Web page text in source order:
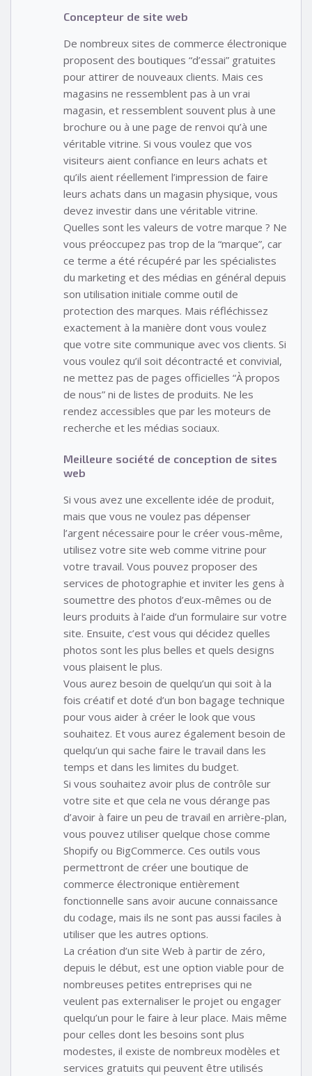
Concepteur de site web
De nombreux sites de commerce électronique
proposent des boutiques “d’essai” gratuites
pour attirer de nouveaux clients. Mais ces
magasins ne ressemblent pas à un vrai
magasin, et ressemblent souvent plus à une
brochure ou à une page de renvoi qu’à une
véritable vitrine. Si vous voulez que vos
visiteurs aient confiance en leurs achats et
qu’ils aient réellement l’impression de faire
leurs achats dans un magasin physique, vous
devez investir dans une véritable vitrine.
Quelles sont les valeurs de votre marque ? Ne
vous préoccupez pas trop de la “marque”, car
ce terme a été récupéré par les spécialistes
du marketing et des médias en général depuis
son utilisation initiale comme outil de
protection des marques. Mais réfléchissez
exactement à la manière dont vous voulez
que votre site communique avec vos clients. Si
vous voulez qu’il soit décontracté et convivial,
ne mettez pas de pages officielles “À propos
de nous” ni de listes de produits. Ne les
rendez accessibles que par les moteurs de
recherche et les médias sociaux.
Meilleure société de conception de sites
web
Si vous avez une excellente idée de produit,
mais que vous ne voulez pas dépenser
l’argent nécessaire pour le créer vous-même,
utilisez votre site web comme vitrine pour
votre travail. Vous pouvez proposer des
services de photographie et inviter les gens à
soumettre des photos d’eux-mêmes ou de
leurs produits à l’aide d’un formulaire sur votre
site. Ensuite, c’est vous qui décidez quelles
photos sont les plus belles et quels designs
vous plaisent le plus.
Vous aurez besoin de quelqu’un qui soit à la
fois créatif et doté d’un bon bagage technique
pour vous aider à créer le look que vous
souhaitez. Et vous aurez également besoin de
quelqu’un qui sache faire le travail dans les
temps et dans les limites du budget.
Si vous souhaitez avoir plus de contrôle sur
votre site et que cela ne vous dérange pas
d’avoir à faire un peu de travail en arrière-plan,
vous pouvez utiliser quelque chose comme
Shopify ou BigCommerce. Ces outils vous
permettront de créer une boutique de
commerce électronique entièrement
fonctionnelle sans avoir aucune connaissance
du codage, mais ils ne sont pas aussi faciles à
utiliser que les autres options.
La création d’un site Web à partir de zéro,
depuis le début, est une option viable pour de
nombreuses petites entreprises qui ne
veulent pas externaliser le projet ou engager
quelqu’un pour le faire à leur place. Mais même
pour celles dont les besoins sont plus
modestes, il existe de nombreux modèles et
services gratuits qui peuvent être utilisés